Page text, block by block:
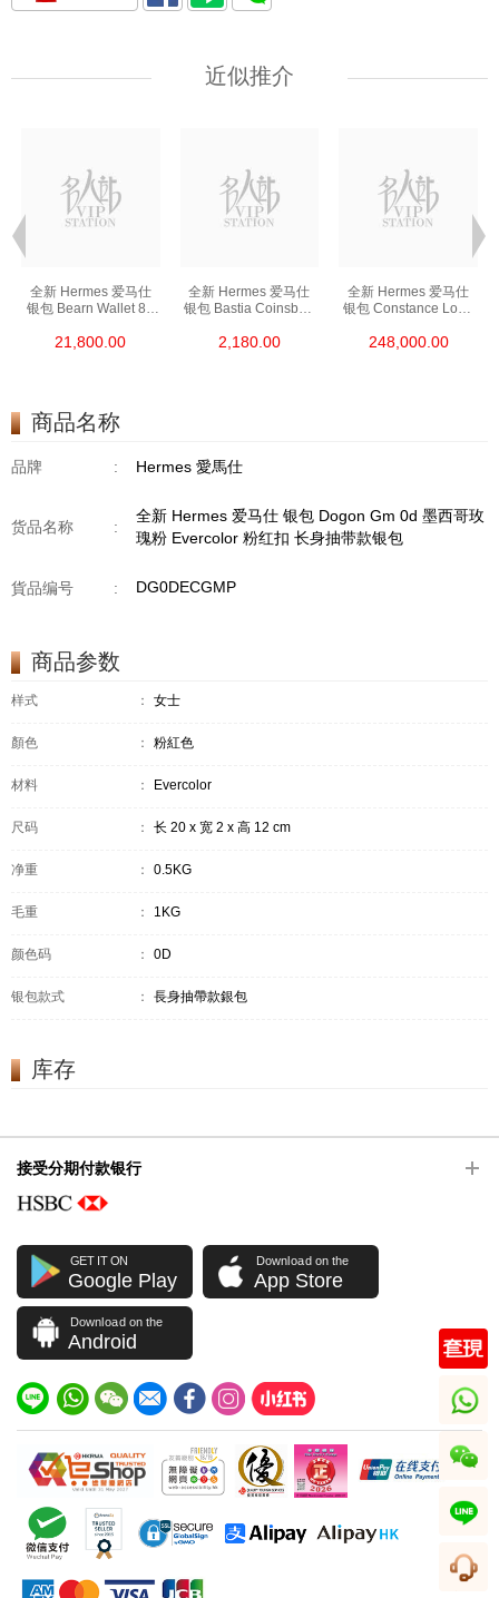
近似推介
全新 Hermes 爱马仕
银包 Bearn Wallet 89
短身抽带款银包
21,800.00
全新 Hermes 爱马仕
银包 Bastia Coinsbag
零钱包
2,180.00
全新 Hermes 爱马仕
银包 Constance Long
Croco 银扣
248,000.00
商品名称
品牌 : Hermes 愛馬仕
货品名称 :
全新 Hermes 爱马仕 银包 Dogon Gm 0d 墨西哥玫
瑰粉 Evercolor 粉红扣 长身抽带款银包
貨品编号 : DG0DECGMP
商品参数
样式 ： 女士
顏色 ： 粉紅色
材料 ： Evercolor
尺码 ： 长 20 x 宽 2 x 高 12 cm
净重 ： 0.5KG
毛重 ： 1KG
颜色码 ： 0D
银包款式 ： 長身抽帶款銀包
库存
接受分期付款银行
GET IT ON
Google Play
Download on the
App Store
Download on the
Android
whatsapp